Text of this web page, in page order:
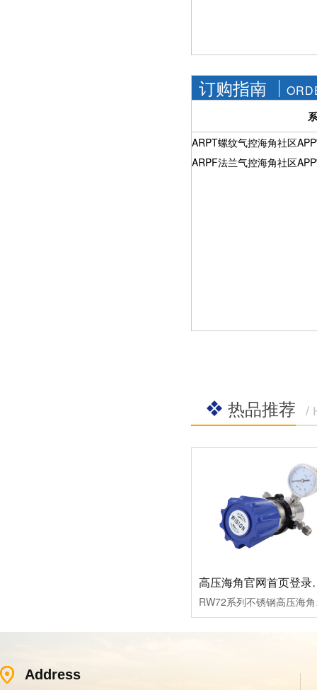
订购指南
ARPT螺纹气控海角社区
ARPF法兰气控海角社区
热品推荐 /
高压海
RW72系列不
Address